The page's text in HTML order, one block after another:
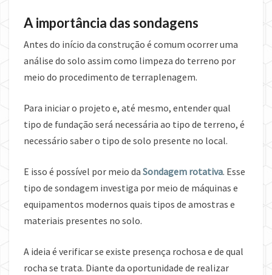
A importância das sondagens
Antes do início da construção é comum ocorrer uma
análise do solo assim como limpeza do terreno por
meio do procedimento de terraplenagem.
Para iniciar o projeto e, até mesmo, entender qual
tipo de fundação será necessária ao tipo de terreno, é
necessário saber o tipo de solo presente no local.
E isso é possível por meio da Sondagem rotativa. Esse
tipo de sondagem investiga por meio de máquinas e
equipamentos modernos quais tipos de amostras e
materiais presentes no solo.
A ideia é verificar se existe presença rochosa e de qual
rocha se trata. Diante da oportunidade de realizar